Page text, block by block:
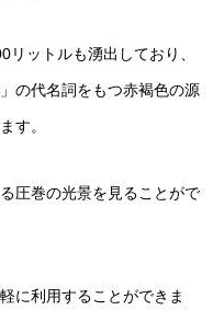
ットルも湧出しており、
の代名詞をもつ赤褐色の源
す。
圧巻の光景を見ることがで
に利用することができま